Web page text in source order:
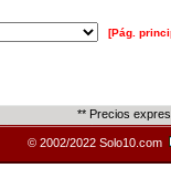
[Pág.
** Precios
© 2002/2022 Solo10.com